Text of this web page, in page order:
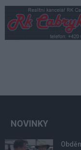
NOVINKY